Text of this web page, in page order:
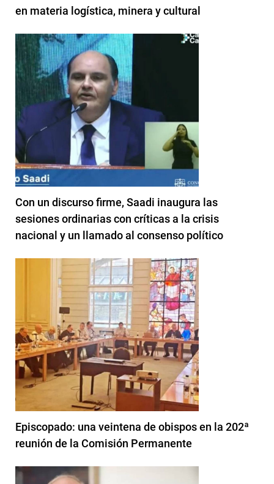
en materia logística, minera y cultural
Con un discurso firme, Saadi inaugura las
sesiones ordinarias con críticas a la crisis
nacional y un llamado al consenso político
Episcopado: una veintena de obispos en la 202ª
reunión de la Comisión Permanente